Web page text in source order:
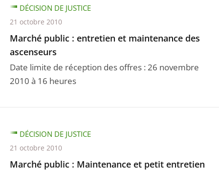
Marché public : entretien et maintenance des
ascenseurs
Date limite de réception des offres : 26 novembre
2010 à 16 heures
DÉCISION DE JUSTICE
21 octobre 2010
Marché public : Maintenance et petit entretien
DÉCISION DE JUSTICE
21 octobre 2010